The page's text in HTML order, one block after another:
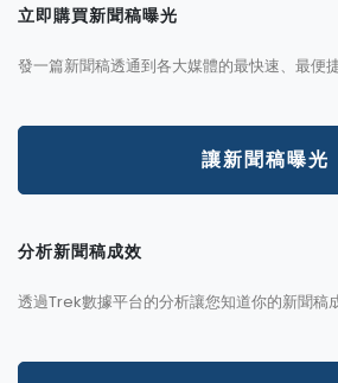
立即購買新聞稿曝光
發一篇新聞稿透通到各大媒體的最快速、最便
讓新聞稿曝光
分析新聞稿成效
透過Trek數據平台的分析讓您知道你的新聞稿